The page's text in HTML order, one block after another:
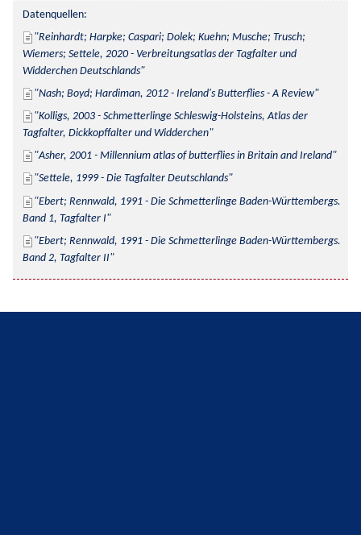
Datenquellen:
Reinhardt; Harpke; Caspari; Dolek; Kuehn; Musche; Trusch;
Wiemers; Settele, 2020 - Verbreitungsatlas der Tagfalter und
Widderchen Deutschlands
Nash; Boyd; Hardiman, 2012 - Ireland's Butterflies - A Review
Kolligs, 2003 - Schmetterlinge Schleswig-Holsteins, Atlas der
Tagfalter, Dickkopffalter und Widderchen
Asher, 2001 - Millennium atlas of butterflies in Britain and Ireland
Settele, 1999 - Die Tagfalter Deutschlands
Ebert; Rennwald, 1991 - Die Schmetterlinge Baden-Württembergs.
Band 1, Tagfalter I
Ebert; Rennwald, 1991 - Die Schmetterlinge Baden-Württembergs.
Band 2, Tagfalter II